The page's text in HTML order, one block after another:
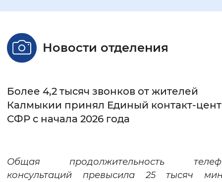
Стандартный Увеличенный
Без засечек С засечками
Интервал между буквами
Новости отделения
Более 4,2 тысяч звонков от жителей
Калмыкии принял Единый контакт-
СФР с начала 2026 года
Общая продолжительность
консультаций превысила 25 тысяч